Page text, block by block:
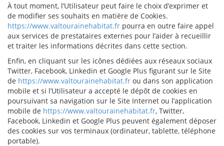
À tout moment, l’Utilisateur peut faire le choix d’exprimer et
de modifier ses souhaits en matière de Cookies.
https://www.valtourainehabitat.fr pourra en outre faire appel
aux services de prestataires externes pour l’aider à recueillir
et traiter les informations décrites dans cette section.
Enfin, en cliquant sur les icônes dédiées aux réseaux sociaux
Twitter, Facebook, Linkedin et Google Plus figurant sur le Site
de https://www.valtourainehabitat.fr ou dans son application
mobile et si l’Utilisateur a accepté le dépôt de cookies en
poursuivant sa navigation sur le Site Internet ou l’application
mobile de https://www.valtourainehabitat.fr, Twitter,
Facebook, Linkedin et Google Plus peuvent également déposer
des cookies sur vos terminaux (ordinateur, tablette, téléphone
portable).